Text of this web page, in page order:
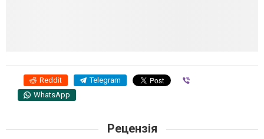
Reddit Telegram
WhatsApp
Рецензія